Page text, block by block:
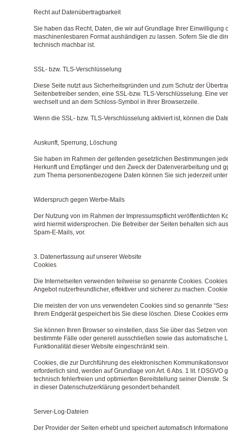
Recht auf Datenübertragbarkeit
Sie haben das Recht, Daten, die wir auf Grundlage Ihrer
maschinenlesbaren Format aushändigen zu lassen. Sofern Sie die
technisch machbar ist.
SSL- bzw. TLS-Verschlüsselung
Diese Seite nutzt aus Sicherheitsgründen und zum Schutz der
Seitenbetreiber senden, eine SSL-bzw. TLS-Verschlüsselung. Eine
wechselt und an dem Schloss-Symbol in Ihrer Browserzeile.
Wenn die SSL- bzw. TLS-Verschlüsselung aktiviert ist, können die
Auskunft, Sperrung, Löschung
Sie haben im Rahmen der geltenden gesetzlichen Bestimmungen
Herkunft und Empfänger und den Zweck der Datenverarbeitung und
zum Thema personenbezogene Daten können Sie sich jederzeit
Widerspruch gegen Werbe-Mails
Der Nutzung von im Rahmen der Impressumspflicht veröffentlichten
wird hiermit widersprochen. Die Betreiber der Seiten behalten sich
Spam-E-Mails, vor.
3. Datenerfassung auf unserer Website
Cookies
Die Internetseiten verwenden teilweise so genannte Cookies.
Angebot nutzerfreundlicher, effektiver und sicherer zu machen.
Die meisten der von uns verwendeten Cookies sind so genannte
Ihrem Endgerät gespeichert bis Sie diese löschen. Diese Cookies
Sie können Ihren Browser so einstellen, dass Sie über das Setzen
bestimmte Fälle oder generell ausschließen sowie das
Funktionalität dieser Website eingeschränkt sein.
Cookies, die zur Durchführung des elektronischen
erforderlich sind, werden auf Grundlage von Art. 6 Abs. 1 lit. f
technisch fehlerfreien und optimierten Bereitstellung seiner Dienste.
in dieser Datenschutzerklärung gesondert behandelt.
Server-Log-Dateien
Der Provider der Seiten erhebt und speichert automatisch